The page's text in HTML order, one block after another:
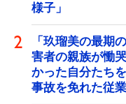
様子」
「玖瑠美の最
害者の親族が慟
かった自分たち
事故を免れた従